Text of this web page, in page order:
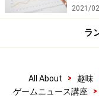
2021/
ラ
All About > 趣味
ゲームニュース講座
>